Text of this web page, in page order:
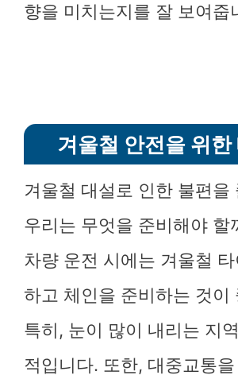
향을 미치는지를 잘 보여줍
겨울철 안전을 위한
겨울철 대설로 인한 불편을
우리는 무엇을 준비해야 할
차량 운전 시에는 겨울철
하고 체인을 준비하는 것이
특히, 눈이 많이 내리는 지
적입니다. 또한, 대중교통